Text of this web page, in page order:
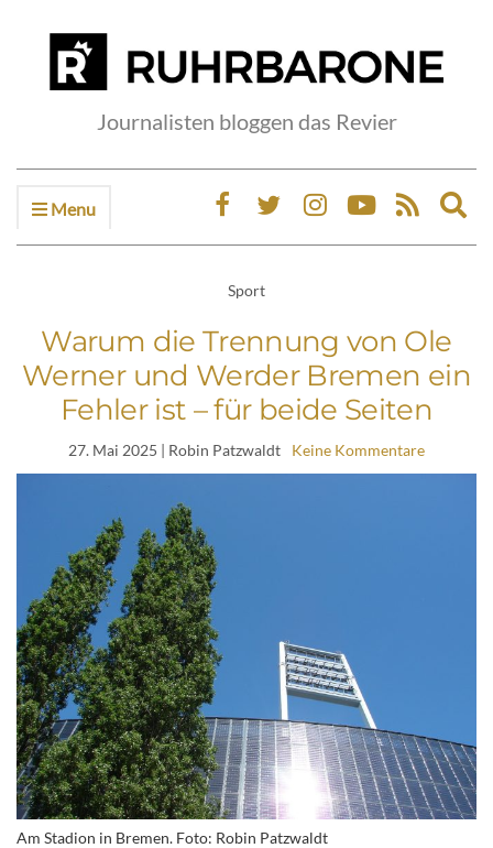
Journalisten bloggen das Revier
Menu
Sport
Warum die Trennung von Ole
Werner und Werder Bremen ein
Fehler ist – für beide Seiten
27. Mai 2025 | Robin Patzwaldt Keine Kommentare
Am Stadion in Bremen. Foto: Robin Patzwaldt